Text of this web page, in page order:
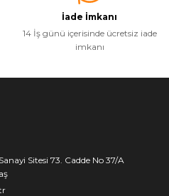
İade İmkanı
14 İş günü içerisinde ücretsiz iade
imkanı
Sitesi 73. Cadde No 37/A